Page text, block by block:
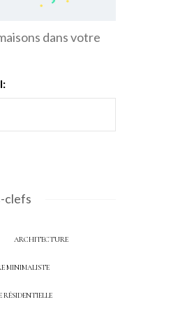
dans votre
clefs
ARCHITECTURE
MINIMALISTE